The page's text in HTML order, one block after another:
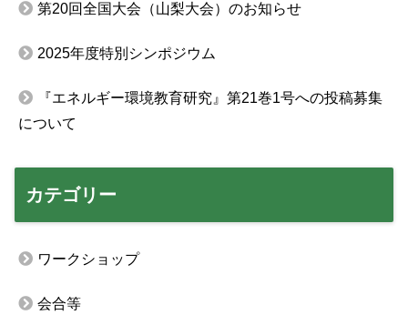
第20回全国大会（山梨大会）のお知らせ
2025年度特別シンポジウム
『エネルギー環境教育研究』第21巻1号への投稿募集
について
カテゴリー
ワークショップ
会合等